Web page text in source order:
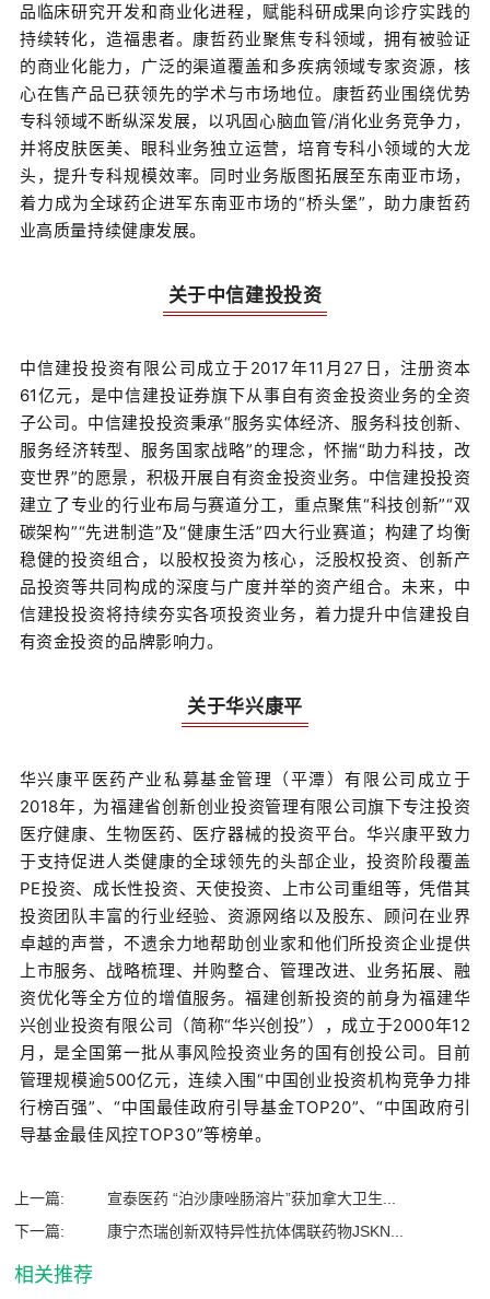
品临床研究开发和商业化进程，赋能科研成果向诊疗实践的
持续转化，造福患者。康哲药业聚焦专科领域，拥有被验证
的商业化能力，广泛的渠道覆盖和多疾病领域专家资源，核
心在售产品已获领先的学术与市场地位。康哲药业围绕优势
专科领域不断纵深发展，以巩固心脑血管/消化业务竞争力，
并将皮肤医美、眼科业务独立运营，培育专科小领域的大龙
头，提升专科规模效率。同时业务版图拓展至东南亚市场，
着力成为全球药企进军东南亚市场的“桥头堡”，助力康哲药
业高质量持续健康发展。
关于中信建投投资
中信建投投资有限公司成立于2017年11月27日，注册资本
61亿元，是中信建投证券旗下从事自有资金投资业务的全资
子公司。中信建投投资秉承“服务实体经济、服务科技创新、
服务经济转型、服务国家战略”的理念，怀揣“助力科技，改
变世界”的愿景，积极开展自有资金投资业务。中信建投投资
建立了专业的行业布局与赛道分工，重点聚焦“科技创新”“双
碳架构”“先进制造”及“健康生活”四大行业赛道；构建了均衡
稳健的投资组合，以股权投资为核心，泛股权投资、创新产
品投资等共同构成的深度与广度并举的资产组合。未来，中
信建投投资将持续夯实各项投资业务，着力提升中信建投自
有资金投资的品牌影响力。
关于华兴康平
华兴康平医药产业私募基金管理（平潭）有限公司成立于
2018年，为福建省创新创业投资管理有限公司旗下专注投资
医疗健康、生物医药、医疗器械的投资平台。华兴康平致力
于支持促进人类健康的全球领先的头部企业，投资阶段覆盖
PE投资、成长性投资、天使投资、上市公司重组等，凭借其
投资团队丰富的行业经验、资源网络以及股东、顾问在业界
卓越的声誉，不遗余力地帮助创业家和他们所投资企业提供
上市服务、战略梳理、并购整合、管理改进、业务拓展、融
资优化等全方位的增值服务。福建创新投资的前身为福建华
兴创业投资有限公司（简称“华兴创投”），成立于2000年12
月，是全国第一批从事风险投资业务的国有创投公司。目前
管理规模逾500亿元，连续入围“中国创业投资机构竞争力排
行榜百强”、“中国最佳政府引导基金TOP20”、“中国政府引
导基金最佳风控TOP30”等榜单。
上一篇:
宣泰医药 “泊沙康唑肠溶片”获加拿大卫生...
下一篇:
康宁杰瑞创新双特异性抗体偶联药物JSKN...
相关推荐